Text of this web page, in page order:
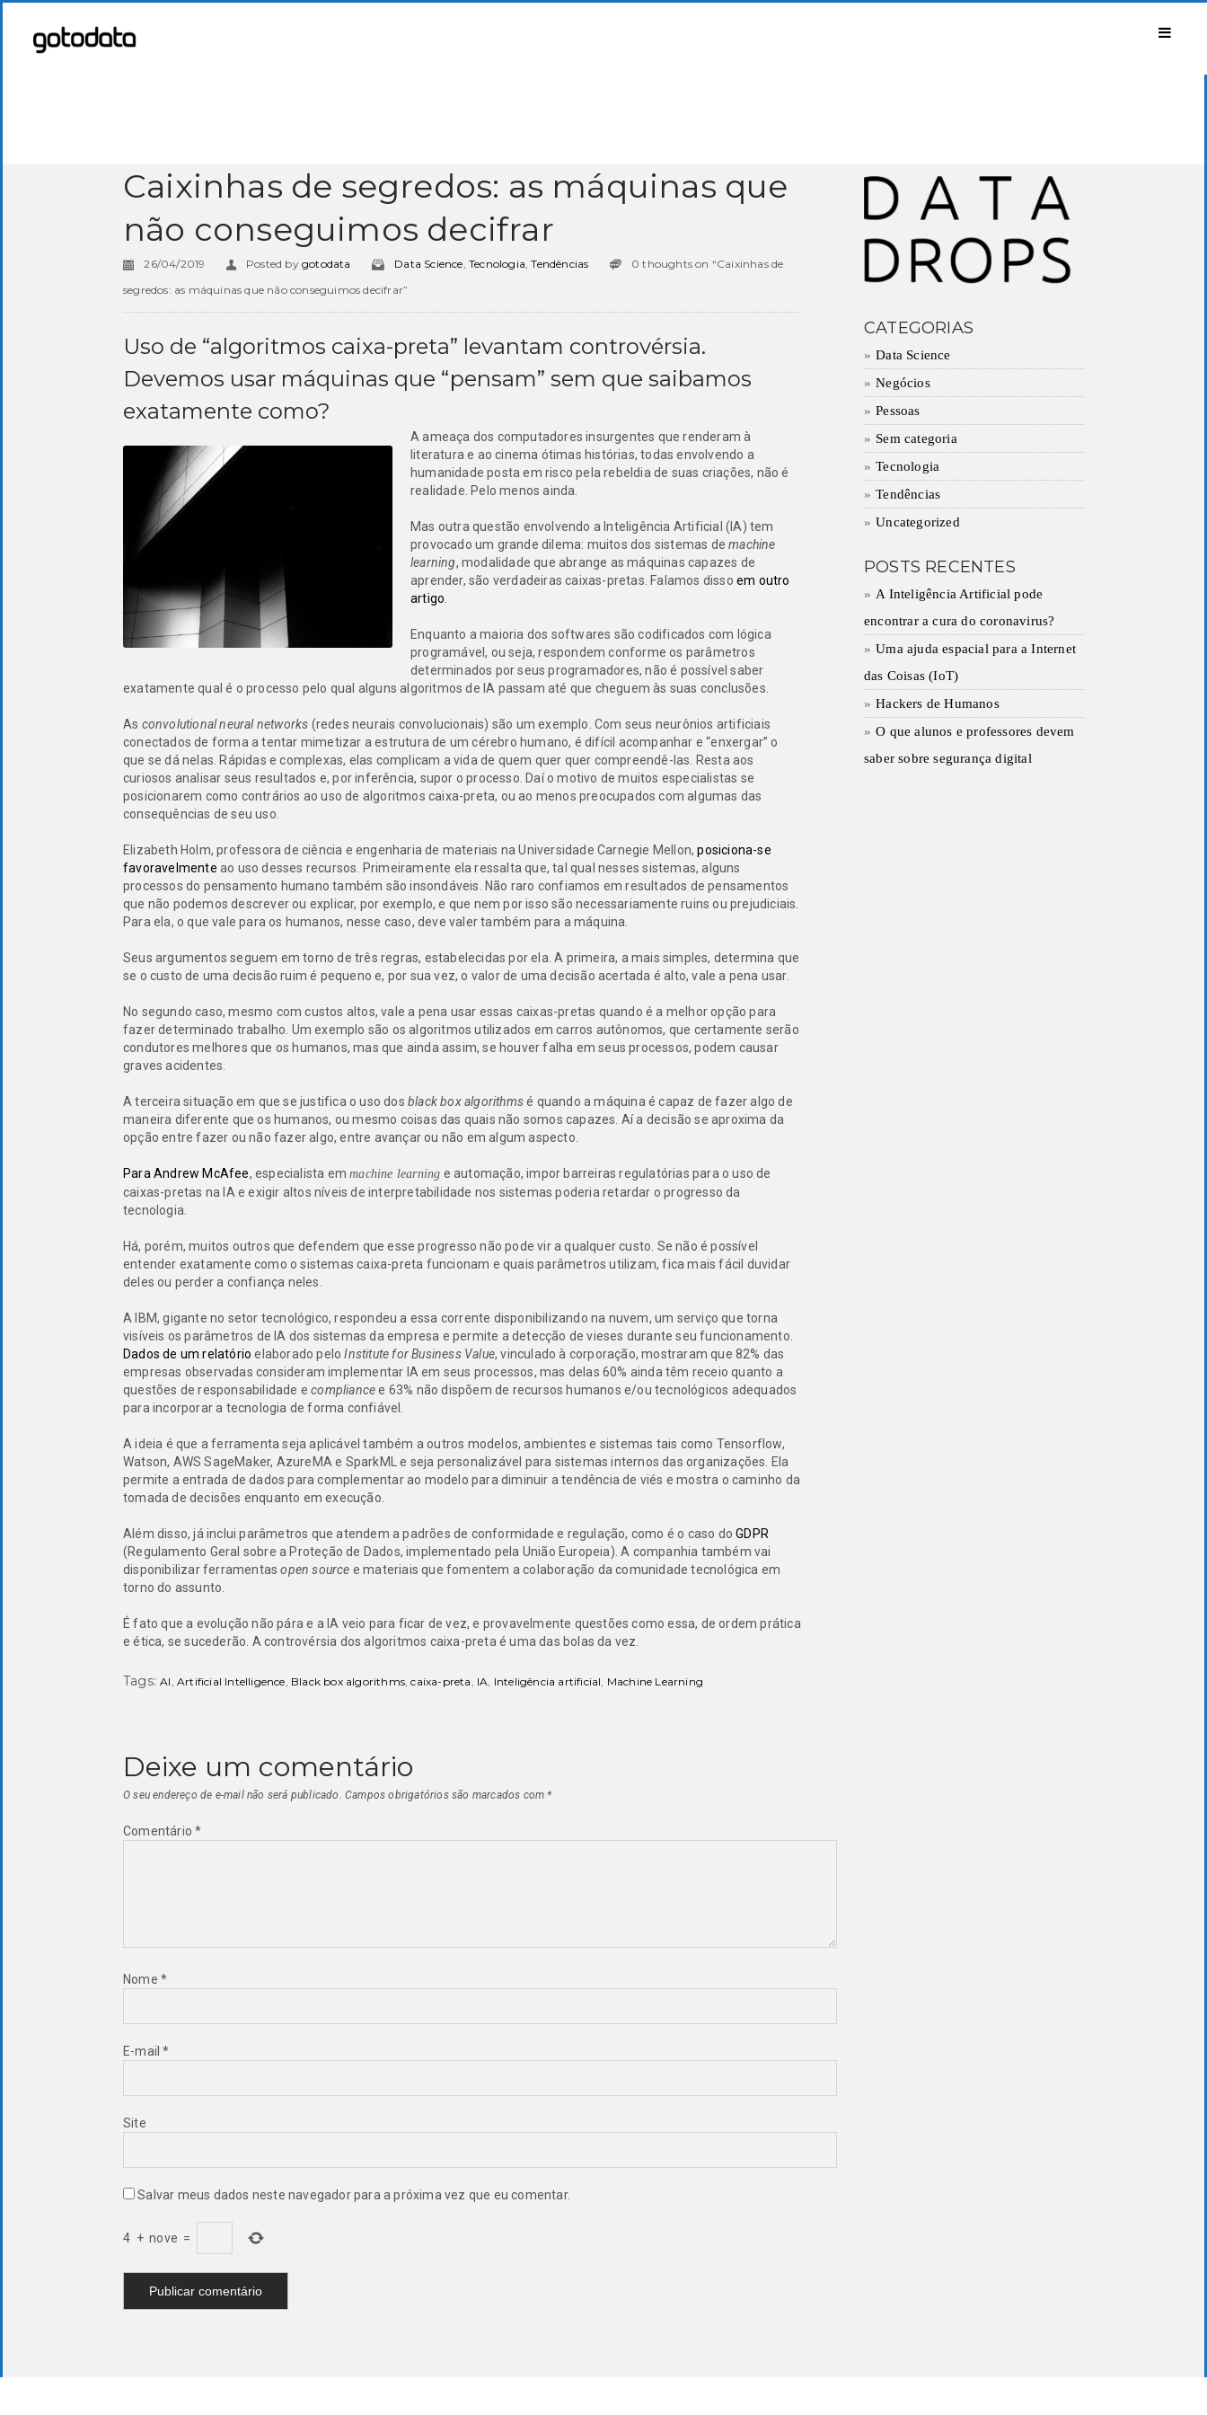
Caixinhas de segredos: as máquinas que
não conseguimos decifrar
26/04/2019 Posted bygotodata Data Science,Tecnologia,Tendências
0 thoughts on “Caixinhas de
segredos: as máquinas que não conseguimos decifrar”
Uso de “algoritmos caixa-preta” levantam controvérsia.
Devemos usar máquinas que “pensam” sem que saibamos
exatamente como?
A ameaça dos computadores insurgentes que renderam à
literatura e ao cinema ótimas histórias, todas envolvendo a
humanidade posta em risco pela rebeldia de suas criações, não é
realidade. Pelo menos ainda.
Mas outra questão envolvendo a Inteligência Artificial (IA) tem
provocado um grande dilema: muitos dos sistemas demachine
learning, modalidade que abrange as máquinas capazes de
aprender, são verdadeiras caixas-pretas. Falamos dissoem outro
artigo
Enquanto a maioria dos softwares são codificados com lógica
programável, ou seja, respondem conforme os parâmetros
determinados por seus programadores, não é possível saber
exatamente qual é o processo pelo qual alguns algoritmos de IA passam até que cheguem às suas conclusões.
As convolutional neural networks (redes neurais convolucionais) são um exemplo. Com seus neurônios artificiais
conectados de forma a tentar mimetizar a estrutura de um cérebro humano, é difícil acompanhar e “enxergar” o
que se dá nelas. Rápidas e complexas, elas complicam a vida de quem quer quer compreendê-las. Resta aos
curiosos analisar seus resultados e, por inferência, supor o processo. Daí o motivo de muitos especialistas se
posicionarem como contrários ao uso de algoritmos caixa-preta, ou ao menos preocupados com algumas das
consequências de seu uso.
Elizabeth Holm, professora de ciência e engenharia de materiais na Universidade Carnegie Mellon,posiciona-se
favoravelmente ao uso desses recursos. Primeiramente ela ressalta que, tal qual nesses sistemas, alguns
processos do pensamento humano também são insondáveis. Não raro confiamos em resultados de pensamentos
que não podemos descrever ou explicar, por exemplo, e que nem por isso são necessariamente ruins ou prejudiciais.
Para ela, o que vale para os humanos, nesse caso, deve valer também para a máquina.
Seus argumentos seguem em torno de três regras, estabelecidas por ela. A primeira, a mais simples, determina que
se o custo de uma decisão ruim é pequeno e, por sua vez, o valor de uma decisão acertada é alto, vale a pena usar.
No segundo caso, mesmo com custos altos, vale a pena usar essas caixas-pretas quando é a melhor opção para
fazer determinado trabalho. Um exemplo são os algoritmos utilizados em carros autônomos, que certamente serão
condutores melhores que os humanos, mas que ainda assim, se houver falha em seus processos, podem causar
graves acidentes.
A terceira situação em que se justifica o uso dos black box algorithmsé quando a máquina é capaz de fazer algo de
maneira diferente que os humanos, ou mesmo coisas das quais não somos capazes. Aí a decisão se aproxima da
opção entre fazer ou não fazer algo, entre avançar ou não em algum aspecto.
Para Andrew McAfee, especialista emmachine learning e automação, impor barreiras regulatórias para o uso de
caixas-pretas na IA e exigir altos níveis de interpretabilidade nos sistemas poderia retardar o progresso da
tecnologia.
Há, porém, muitos outros que defendem que esse progresso não pode vir a qualquer custo. Se não é possível
entender exatamente como o sistemas caixa-preta funcionam e quais parâmetros utilizam, fica mais fácil duvidar
deles ou perder a confiança neles.
A IBM, gigante no setor tecnológico, respondeu a essa corrente disponibilizando na nuvem, um serviço que torna
visíveis os parâmetros de IA dos sistemas da empresa e permite a detecção de vieses durante seu funcionamento.
Dados de um relatório elaborado peloInstitute for Business Value, vinculado à corporação, mostraram que 82% das
empresas observadas consideram implementar IA em seus processos, mas delas 60% ainda têm receio quanto a
questões de responsabilidade ecompliancee 63% não dispõem de recursos humanos e/ou tecnológicos adequados
para incorporar a tecnologia de forma confiável.
A ideia é que a ferramenta seja aplicável também a outros modelos, ambientes e sistemas tais como Tensorflow,
Watson, AWS SageMaker, AzureMA e SparkML e seja personalizável para sistemas internos das organizações. Ela
permite a entrada de dados para complementar ao modelo para diminuir a tendência de viés e mostra o caminho da
tomada de decisões enquanto em execução.
Além disso, já inclui parâmetros que atendem a padrões de conformidade e regulação, como é o caso doGDPR
(Regulamento Geral sobre a Proteção de Dados, implementado pela União Europeia). A companhia também vai
disponibilizar ferramentasopen source e materiais que fomentem a colaboração da comunidade tecnológica em
torno do assunto.
É fato que a evolução não pára e a IA veio para ficar de vez, e provavelmente questões como essa, de ordem prática
e ética, se sucederão. A controvérsia dos algoritmos caixa-preta é uma das bolas da vez.
Tags:AI,Artificial Intelligence, Black box algorithms,caixa-preta, IA, Inteligência artificial, Machine Learning
Deixe um comentário
O seu endereço de e-mail não será publicado. Campos obrigatórios são marcados com *
Comentário*
Nome *
E-mail*
Site
Salvar meus dados neste navegador para a próxima vez que eu comentar.
4 + nove =
CATEGORIAS
Data Science
Negócios
Pessoas
Sem categoria
Tecnologia
Tendências
Uncategorized
POSTS RECENTES
A Inteligência Artificial pode
encontrar a cura do coronavirus?
Uma ajuda espacial para a Internet
das Coisas (IoT)
Hackers de Humanos
O que alunos e professores devem
saber sobre segurança digital